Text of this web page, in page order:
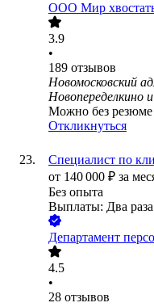
ООО Мир
3.9
•
189 отзывов
Новомосковский
Новопеределкино
Можно без резюме
Откликнуться
Специалист по
от 140 000 ₽ за
Без опыта
Выплаты: Два
Департамент
4.5
•
28 отзывов